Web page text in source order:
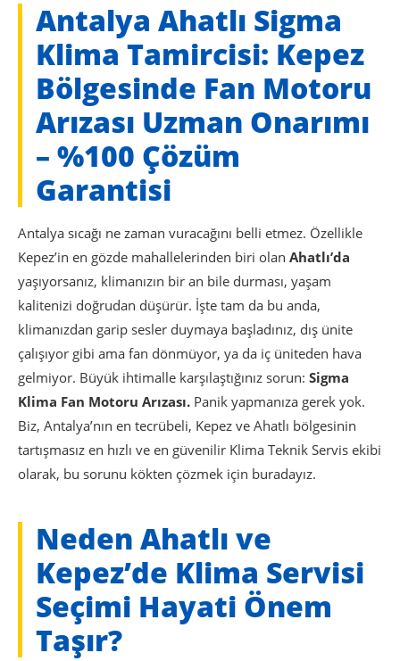
Antalya Ahatlı Sigma
Klima Tamircisi: Kepez
Bölgesinde Fan Motoru
Arızası Uzman Onarımı
– %100 Çözüm
Garantisi
Antalya sıcağı ne zaman vuracağını belli etmez. Özellikle
Kepez’in en gözde mahallelerinden biri olan Ahatlı’da
yaşıyorsanız, klimanızın bir an bile durması, yaşam
kalitenizi doğrudan düşürür. İşte tam da bu anda,
klimanızdan garip sesler duymaya başladınız, dış ünite
çalışıyor gibi ama fan dönmüyor, ya da iç üniteden hava
gelmiyor. Büyük ihtimalle karşılaştığınız sorun: Sigma
Klima Fan Motoru Arızası. Panik yapmanıza gerek yok.
Biz, Antalya’nın en tecrübeli, Kepez ve Ahatlı bölgesinin
tartışmasız en hızlı ve en güvenilir Klima Teknik Servis ekibi
olarak, bu sorunu kökten çözmek için buradayız.
Neden Ahatlı ve
Kepez’de Klima Servisi
Seçimi Hayati Önem
Taşır?